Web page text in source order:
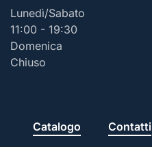
Lunedì/Sabato
11:00 - 19:30
Domenica
Chiuso
Catalogo Contatti